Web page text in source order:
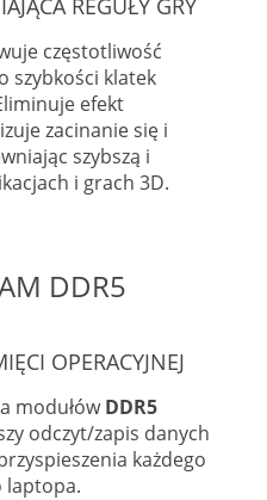
częstotliwość
szybkości klatek
efekt
zacinanie się i
szybszą i
i grach 3D.
DDR5
OPERACYJNEJ
modułówDDR5
odczyt/zapis danych
każdego
laptopa.